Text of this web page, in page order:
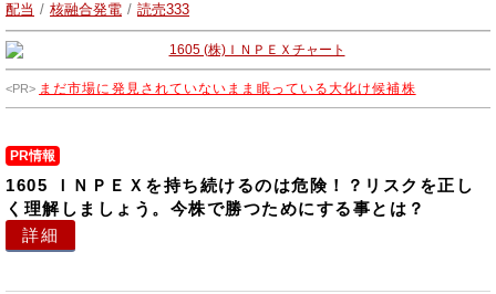
配当 / 核融合発電 / 読売333
まだ市場に発見されていないまま眠っている大化け候補株
PR情報
1605 ＩＮＰＥＸを持ち続けるのは危険！？リスクを正し
く理解しましょう。今株で勝つためにする事とは？
詳細